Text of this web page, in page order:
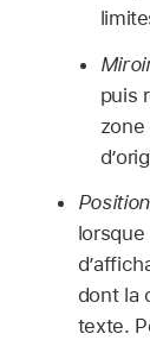
puis
zone
dont la
texte.